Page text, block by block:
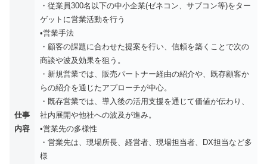
仕事
内容
・従業員300名以下の中小企業(ゼネコン、サブコン等)をター
ゲットに営業活動を行う
•営業手法
・顧客の課題に合わせた提案を行い、信頼を築くことで次の
商談や波及効果を狙う。
・新規営業では、販売パートナー経由の紹介や、既存顧客か
らの紹介を通じたアプローチが中心。
・既存営業では、導入後の活用支援を通じて価値が伝わり、
社内展開や他社への波及が進み。
•営業先の多様性
・営業先は、現場所長、経営者、現場担当者、DX担当など多
様